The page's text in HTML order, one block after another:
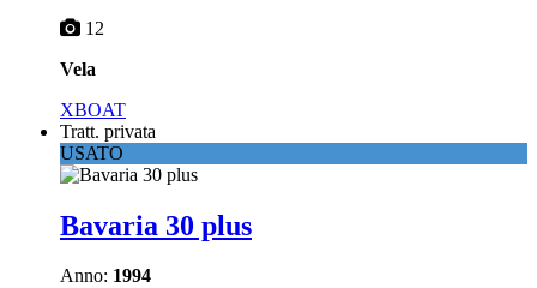
12
Vela
XBOAT
Tratt. privata
USATO
Bavaria 30 plus
Anno: 1994